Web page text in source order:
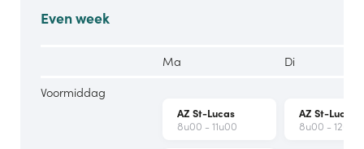
Isacker
Even week
Ma
Di
Voormiddag
AZ St-Lucas
8u00 - 11u00
AZ St-Lucas
8u00 - 12u00